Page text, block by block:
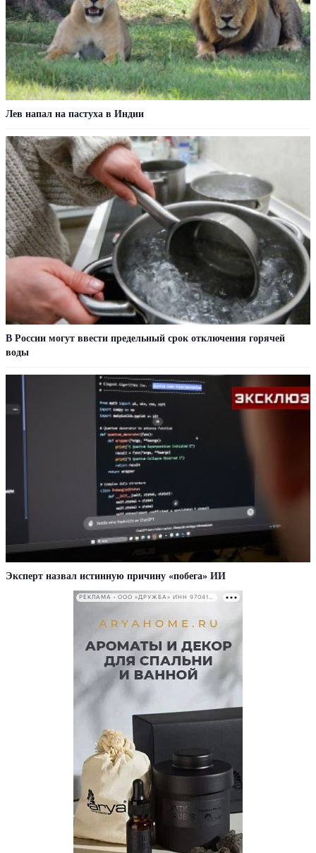
Лев напал на пастуха в Индии
В России могут ввести предельный срок отключения горячей
воды
Эксперт назвал истинную причину «побега» ИИ
РЕКЛАМА • ООО «ДРУЖБА» ИНН 9704146411